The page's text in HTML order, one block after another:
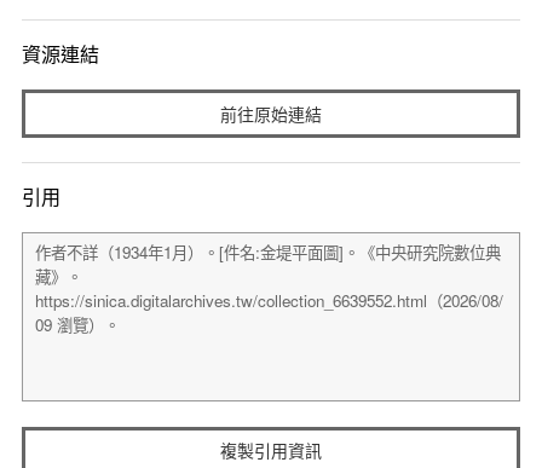
資源連結
前往原始連結
引用
複製引用資訊